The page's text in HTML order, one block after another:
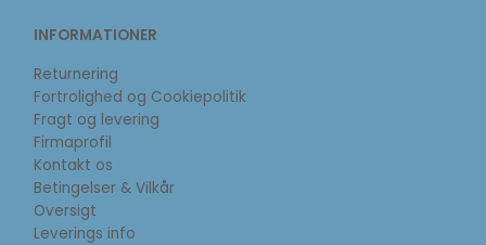
INFORMATIONER
Returnering
Fortrolighed og Cookiepolitik
Fragt og levering
Firmaprofil
Kontakt os
Betingelser & Vilkår
Oversigt
Leverings info